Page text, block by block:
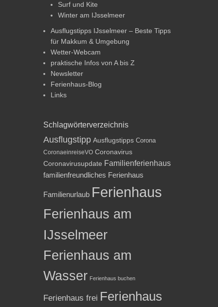
Surf und Kite
Winter am IJsselmeer
Ausflugstipps IJsselmeer – Beste Tipps
für Makkum & Umgebung
Wetter-Webcam
praktische Infos von A bis Z
Newsletter
Ferienhaus-Blog
Links
Schlagwörterverzeichnis
Ausflugstipp Ausflugstipps Corona
CoronaeinreiseVO Coronavirus
Coronavirusupdate Familienferienhaus
familienfreundliches Ferienhaus
Familienurlaub Ferienhaus
Ferienhaus am
IJsselmeer
Ferienhaus am
Wasser Ferienhaus buchen
Ferienhaus frei Ferienhaus